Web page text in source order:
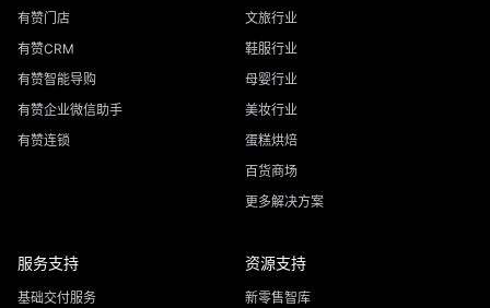
有赞门店
有赞CRM
有赞智能导购
有赞企业微信助手
有赞连锁
文旅行业
鞋服行业
母婴行业
美妆行业
蛋糕烘焙
百货商场
更多解决方案
服务支持
基础交付服务
资源支持
新零售智库